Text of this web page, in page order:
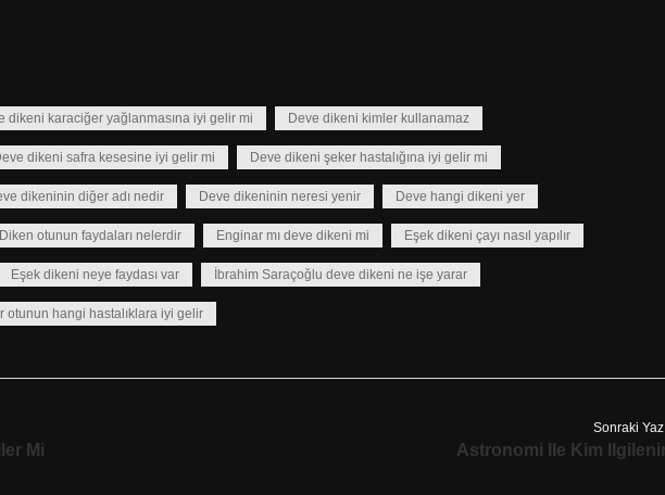
dikeni karaciğer yağlanmasına iyi gelir mi Deve dikeni kimler kullanamaz
dikeni safra kesesine iyi gelir mi Deve dikeni şeker hastalığına iyi gelir mi
dikeninin diğer adı nedir Deve dikeninin neresi yenir Deve hangi dikeni yer
Diken otunun faydaları nelerdir Enginar mı deve dikeni mi Eşek dikeni çayı nasıl yapılır
Eşek dikeni neye faydası var İbrahim Saraçoğlu deve dikeni ne işe yarar
otunun hangi hastalıklara iyi gelir
Mi
Sonraki
Astronomi Ile Kim